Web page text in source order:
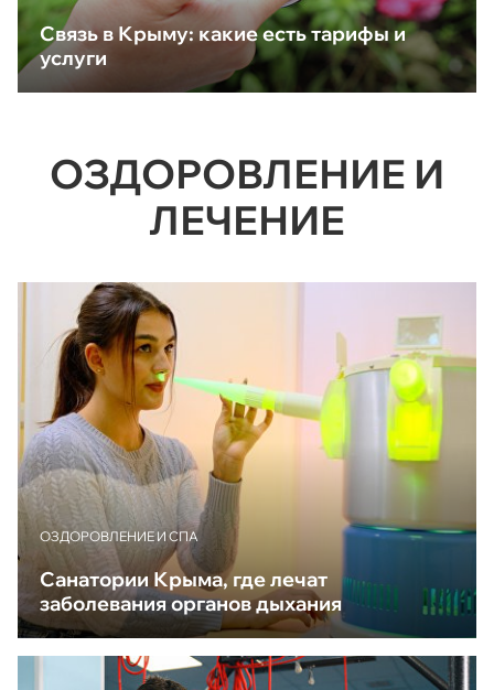
Связь в Крыму: какие есть тарифы и
услуги
ОЗДОРОВЛЕНИЕ И
ЛЕЧЕНИЕ
ОЗДОРОВЛЕНИЕ И СПА
Санатории Крыма, где лечат
заболевания органов дыхания